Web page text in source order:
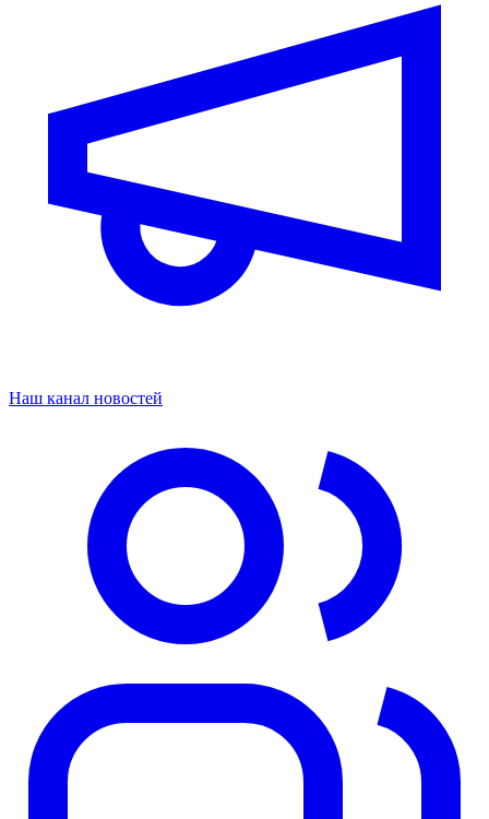
Наш канал новостей